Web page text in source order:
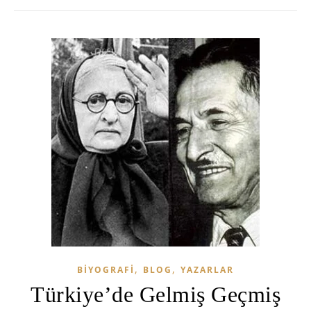
BIYOGRAFI , BLOG , YAZARLAR
Türkiye’de Gelmiş Geçmiş